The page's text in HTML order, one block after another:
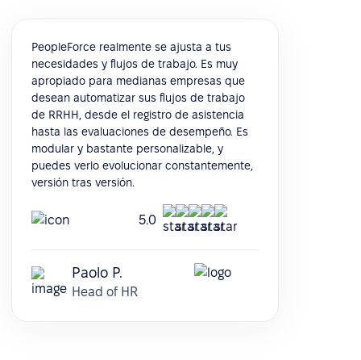
PeopleForce realmente se ajusta a tus
necesidades y flujos de trabajo. Es muy
apropiado para medianas empresas que
desean automatizar sus flujos de trabajo
de RRHH, desde el registro de asistencia
hasta las evaluaciones de desempeño. Es
modular y bastante personalizable, y
puedes verlo evolucionar constantemente,
versión tras versión.
5.0
Paolo P.
Head of HR